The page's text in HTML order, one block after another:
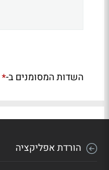
השדות המסומנים ב-*
הורדת אפליקציה